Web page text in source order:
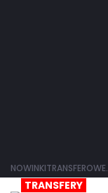
TRANSFERY